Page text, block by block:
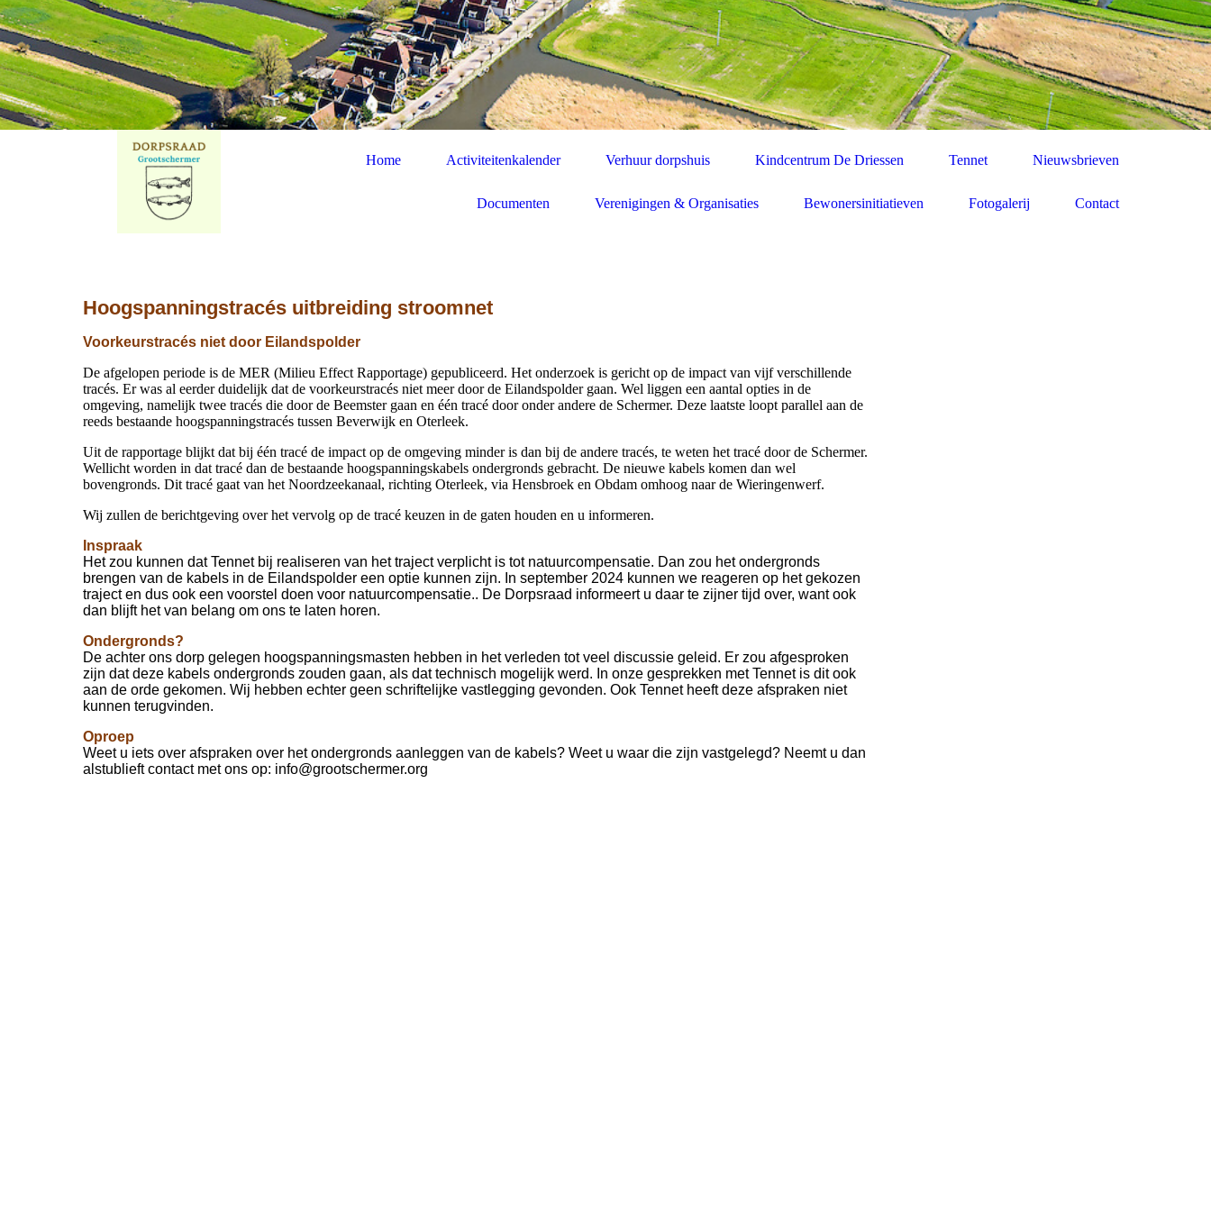
Home Activiteitenkalender Verhuur dorpshuis Kindcentrum De Driessen Tennet Nieuwsbrieven
Documenten Verenigingen & Organisaties Bewonersinitiatieven Fotogalerij Contact
Hoogspanningstracés uitbreiding stroomnet
Voorkeurstracés niet door Eilandspolder
De afgelopen periode is de MER (Milieu Effect Rapportage) gepubliceerd. Het onderzoek is gericht op de impact van vijf verschillende
tracés. Er was al eerder duidelijk dat de voorkeurstracés niet meer door de Eilandspolder gaan. Wel liggen een aantal opties in de
omgeving, namelijk twee tracés die door de Beemster gaan en één tracé door onder andere de Schermer. Deze laatste loopt parallel aan de
reeds bestaande hoogspanningstracés tussen Beverwijk en Oterleek.
Uit de rapportage blijkt dat bij één tracé de impact op de omgeving minder is dan bij de andere tracés, te weten het tracé door de Schermer.
Wellicht worden in dat tracé dan de bestaande hoogspanningskabels ondergronds gebracht. De nieuwe kabels komen dan wel
bovengronds. Dit tracé gaat van het Noordzeekanaal, richting Oterleek, via Hensbroek en Obdam omhoog naar de Wieringenwerf.
Wij zullen de berichtgeving over het vervolg op de tracé keuzen in de gaten houden en u informeren.
Inspraak
Het zou kunnen dat Tennet bij realiseren van het traject verplicht is tot natuurcompensatie. Dan zou het ondergronds
brengen van de kabels in de Eilandspolder een optie kunnen zijn. In september 2024 kunnen we reageren op het gekozen
traject en dus ook een voorstel doen voor natuurcompensatie.. De Dorpsraad informeert u daar te zijner tijd over, want ook
dan blijft het van belang om ons te laten horen.
Ondergronds?
De achter ons dorp gelegen hoogspanningsmasten hebben in het verleden tot veel discussie geleid. Er zou afgesproken
zijn dat deze kabels ondergronds zouden gaan, als dat technisch mogelijk werd. In onze gesprekken met Tennet is dit ook
aan de orde gekomen. Wij hebben echter geen schriftelijke vastlegging gevonden. Ook Tennet heeft deze afspraken niet
kunnen terugvinden.
Oproep
Weet u iets over afspraken over het ondergronds aanleggen van de kabels? Weet u waar die zijn vastgelegd? Neemt u dan
alstublieft contact met ons op: info@grootschermer.org